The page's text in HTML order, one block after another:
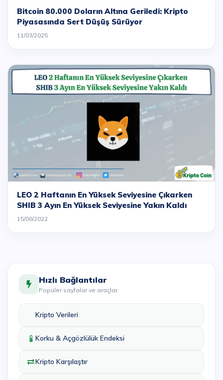
Bitcoin 80.000 Doların Altına Geriledi: Kripto
Piyasasında Sert Düşüş Sürüyor
11/03/2025
LEO 2 Haftanın En Yüksek Seviyesine Çıkarken
SHIB 3 Ayın En Yüksek Seviyesine Yakın Kaldı
15/08/2022
Hızlı Bağlantılar
Popüler sayfalar ve araçlar
Kripto Verileri
Korku & Açgözlülük Endeksi
Kripto Karşılaştır